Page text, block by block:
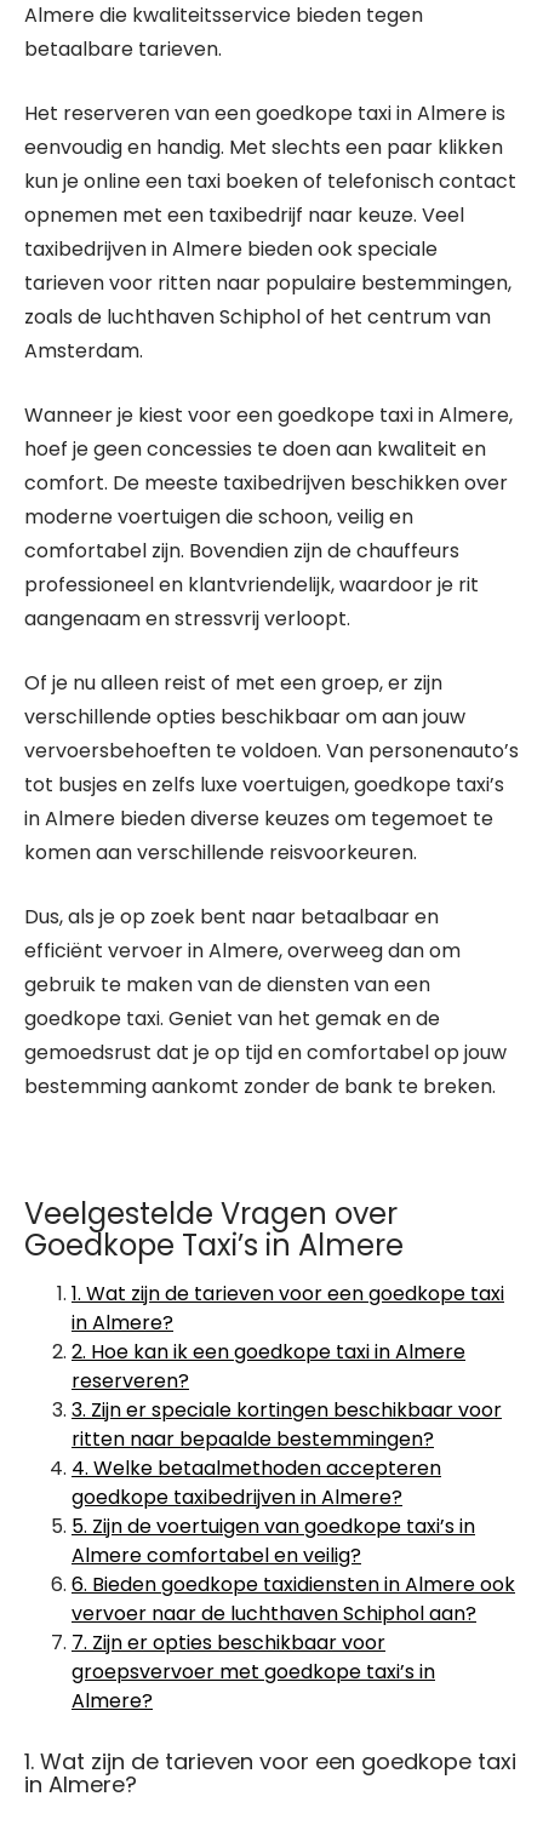
Almere die kwaliteitsservice bieden tegen
betaalbare tarieven.
Het reserveren van een goedkope taxi in Almere is
eenvoudig en handig. Met slechts een paar klikken
kun je online een taxi boeken of telefonisch contact
opnemen met een taxibedrijf naar keuze. Veel
taxibedrijven in Almere bieden ook speciale
tarieven voor ritten naar populaire bestemmingen,
zoals de luchthaven Schiphol of het centrum van
Amsterdam.
Wanneer je kiest voor een goedkope taxi in Almere,
hoef je geen concessies te doen aan kwaliteit en
comfort. De meeste taxibedrijven beschikken over
moderne voertuigen die schoon, veilig en
comfortabel zijn. Bovendien zijn de chauffeurs
professioneel en klantvriendelijk, waardoor je rit
aangenaam en stressvrij verloopt.
Of je nu alleen reist of met een groep, er zijn
verschillende opties beschikbaar om aan jouw
vervoersbehoeften te voldoen. Van personenauto’s
tot busjes en zelfs luxe voertuigen, goedkope taxi’s
in Almere bieden diverse keuzes om tegemoet te
komen aan verschillende reisvoorkeuren.
Dus, als je op zoek bent naar betaalbaar en
efficiënt vervoer in Almere, overweeg dan om
gebruik te maken van de diensten van een
goedkope taxi. Geniet van het gemak en de
gemoedsrust dat je op tijd en comfortabel op jouw
bestemming aankomt zonder de bank te breken.
Veelgestelde Vragen over
Goedkope Taxi’s in Almere
1. Wat zijn de tarieven voor een goedkope taxi
in Almere?
2. Hoe kan ik een goedkope taxi in Almere
reserveren?
3. Zijn er speciale kortingen beschikbaar voor
ritten naar bepaalde bestemmingen?
4. Welke betaalmethoden accepteren
goedkope taxibedrijven in Almere?
5. Zijn de voertuigen van goedkope taxi’s in
Almere comfortabel en veilig?
6. Bieden goedkope taxidiensten in Almere ook
vervoer naar de luchthaven Schiphol aan?
7. Zijn er opties beschikbaar voor
groepsvervoer met goedkope taxi’s in
Almere?
1. Wat zijn de tarieven voor een goedkope taxi
in Almere?